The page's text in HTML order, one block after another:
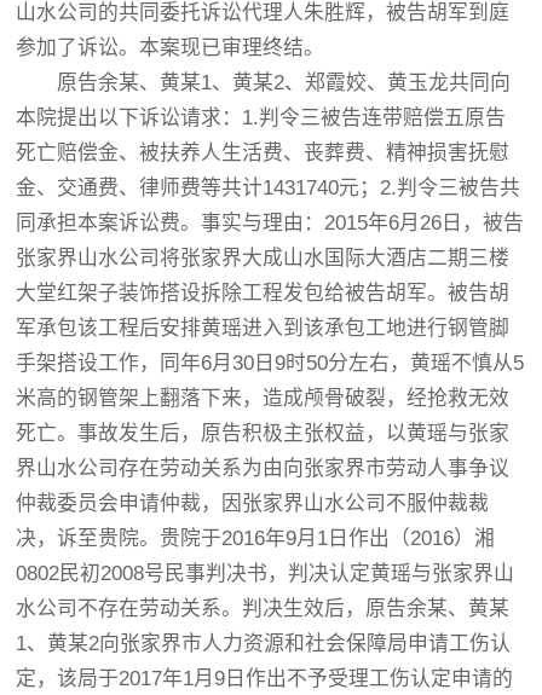
山水公司的共同委托诉讼代理人朱胜辉，被告胡军到庭
参加了诉讼。本案现已审理终结。
原告余某、黄某1、黄某2、郑霞姣、黄玉龙共同向
本院提出以下诉讼请求：1.判令三被告连带赔偿五原告
死亡赔偿金、被扶养人生活费、丧葬费、精神损害抚慰
金、交通费、律师费等共计1431740元；2.判令三被告共
同承担本案诉讼费。事实与理由：2015年6月26日，被告
张家界山水公司将张家界大成山水国际大酒店二期三楼
大堂红架子装饰搭设拆除工程发包给被告胡军。被告胡
军承包该工程后安排黄瑶进入到该承包工地进行钢管脚
手架搭设工作，同年6月30日9时50分左右，黄瑶不慎从5
米高的钢管架上翻落下来，造成颅骨破裂，经抢救无效
死亡。事故发生后，原告积极主张权益，以黄瑶与张家
界山水公司存在劳动关系为由向张家界市劳动人事争议
仲裁委员会申请仲裁，因张家界山水公司不服仲裁裁
决，诉至贵院。贵院于2016年9月1日作出（2016）湘
0802民初2008号民事判决书，判决认定黄瑶与张家界山
水公司不存在劳动关系。判决生效后，原告余某、黄某
1、黄某2向张家界市人力资源和社会保障局申请工伤认
定，该局于2017年1月9日作出不予受理工伤认定申请的